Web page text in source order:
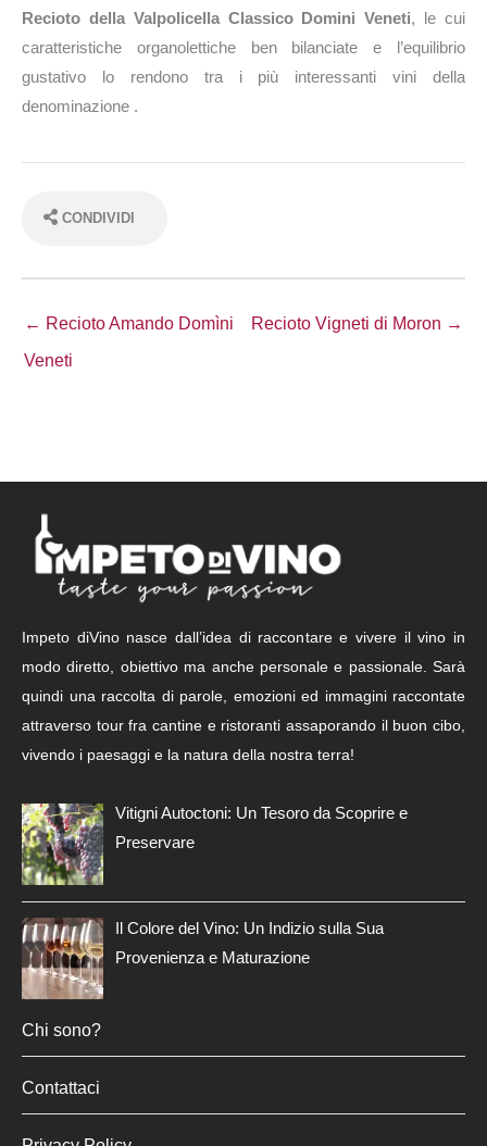
Recioto della Valpolicella Classico Domini Veneti, le cui
caratteristiche organolettiche ben bilanciate e l’equilibrio
gustativo lo rendono tra i più interessanti vini della
denominazione .
CONDIVIDI
← Recioto Amando Domìni
Veneti
Recioto Vigneti di Moron →
Impeto diVino nasce dall’idea di raccontare e vivere il vino in
modo diretto, obiettivo ma anche personale e passionale. Sarà
quindi una raccolta di parole, emozioni ed immagini raccontate
attraverso tour fra cantine e ristoranti assaporando il buon cibo,
vivendo i paesaggi e la natura della nostra terra!
Vitigni Autoctoni: Un Tesoro da Scoprire e
Preservare
Il Colore del Vino: Un Indizio sulla Sua
Provenienza e Maturazione
Chi sono?
Contattaci